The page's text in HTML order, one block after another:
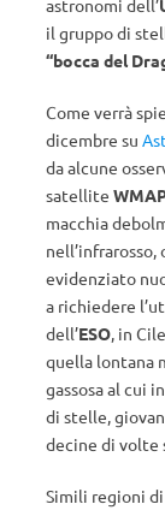
astronomi dell’
il gruppo di
“bocca del
Come verrà
dicembre su
da alcune
satellite
macchia
evidenziato
a richiedere
dell’ESO, in
quella lontana
gassosa al cui
di stelle,
decine di volte
Simili regioni